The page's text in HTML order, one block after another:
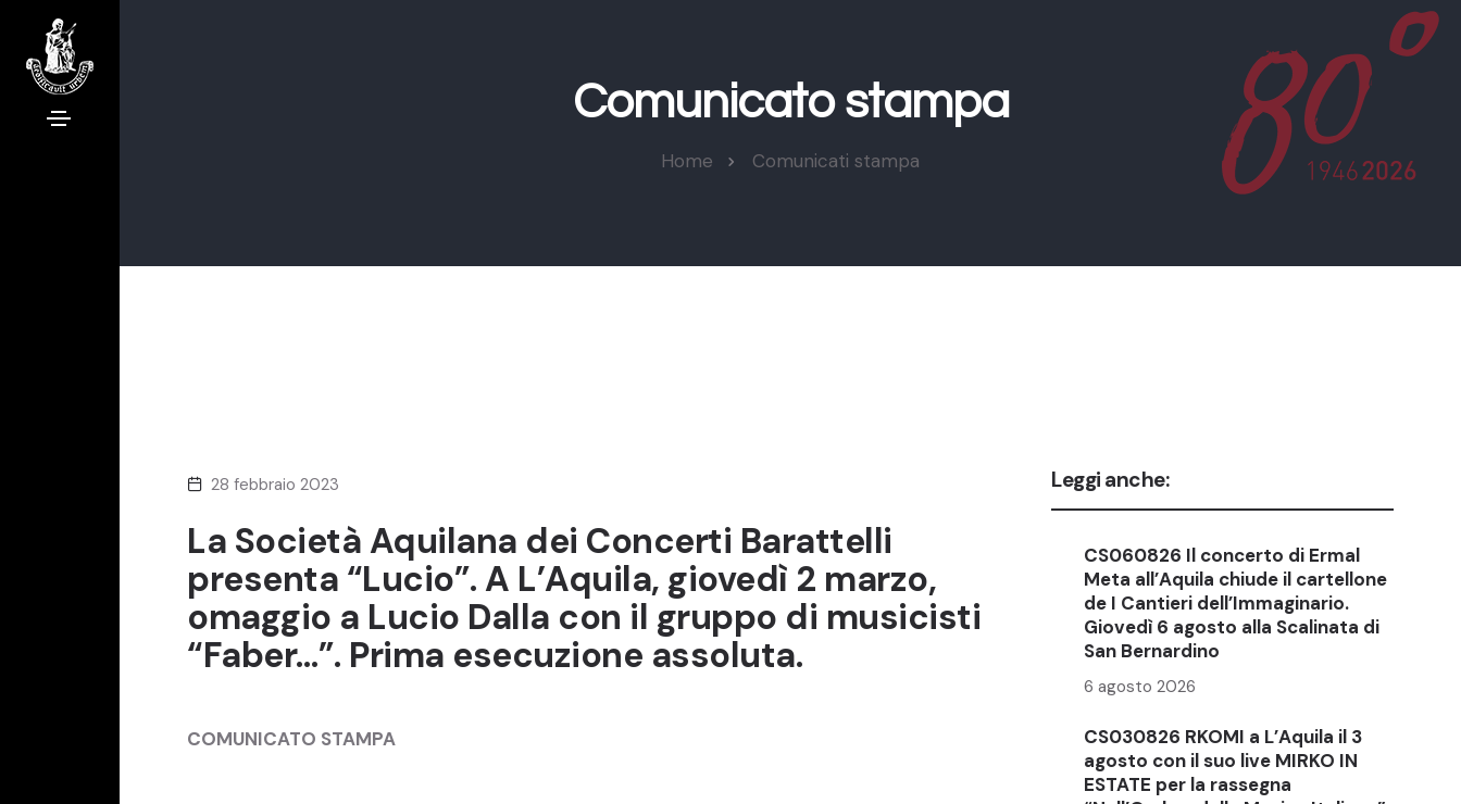
Comunicato stampa
Home Comunicati stampa
28 febbraio 2023
La Società Aquilana dei Concerti Barattelli
presenta “Lucio”. A L’Aquila, giovedì 2 marzo,
omaggio a Lucio Dalla con il gruppo di musicisti
“Faber…”. Prima esecuzione assoluta.
COMUNICATO STAMPA
Leggi anche:
CS060826 Il concerto di Ermal
Meta all’Aquila chiude il cartellone
de I Cantieri dell’Immaginario.
Giovedì 6 agosto alla Scalinata di
San Bernardino
6 agosto 2026
CS030826 RKOMI a L’Aquila il 3
agosto con il suo live MIRKO IN
ESTATE per la rassegna